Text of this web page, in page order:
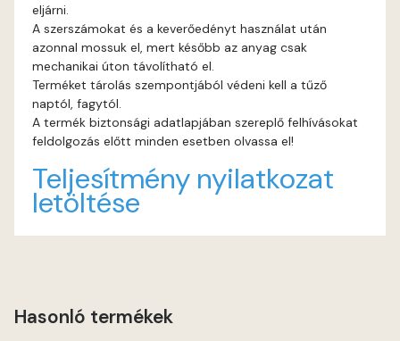
Lilac D
eljárni.
A szerszámokat és a keverőedényt használat után
azonnal mossuk el, mert később az anyag csak
mechanikai úton távolítható el.
Terméket tárolás szempontjából védeni kell a tűző
naptól, fagytól.
A termék biztonsági adatlapjában szereplő felhívásokat
feldolgozás előtt minden esetben olvassa el!
Teljesítmény nyilatkozat
letöltése
Hasonló termékek